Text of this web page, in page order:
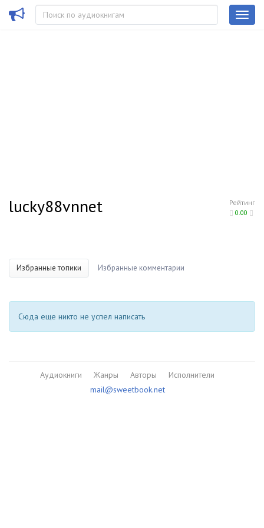
Рейтинг
0.00
lucky88vnnet
Избранные топики Избранные комментарии
Сюда еще никто не успел написать
Аудиокниги Жанры Авторы
Исполнители
mail@sweetbook.net